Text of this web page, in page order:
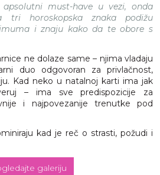
must-have u vezi, onda
horoskopska znaka podižu
i znaju kako da te obore s
ne dolaze same – njima vladaju
duo odgovoran za privlačnost,
Kad neko u natalnoj karti ima jak
– ima sve predispozicije za
i najpovezanije trenutke pod
kad je reč o strasti, požudi i
galeriju